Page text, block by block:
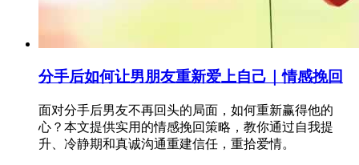
分手后如何让男朋友重新爱上自己｜情感挽回
面对分手后男友不再回头的局面，如何重新赢得他的
心？本文提供实用的情感挽回策略，教你通过自我提
升、冷静期和真诚沟通重建信任，重拾爱情。